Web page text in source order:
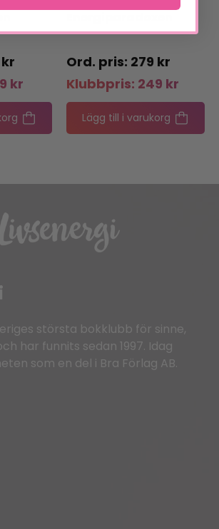
kr
kr
279 kr
Klubbpris: 249 kr
Lägg till i varukorg
största bokklubb för sinne,
har funnits sedan 1997. Idag
som en del i Bra Förlag AB.